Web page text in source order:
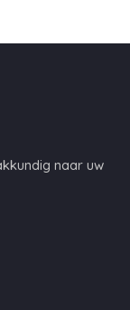
naar uw